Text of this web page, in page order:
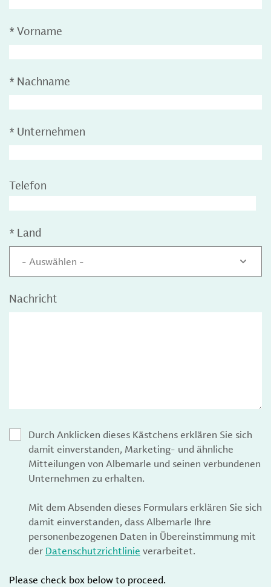
* Vorname
* Nachname
* Unternehmen
Telefon
* Land
- Auswählen -
Nachricht
Durch Anklicken dieses Kästchens erklären Sie sich
damit einverstanden, Marketing- und ähnliche
Mitteilungen von Albemarle und seinen verbundenen
Unternehmen zu erhalten.
Mit dem Absenden dieses Formulars erklären Sie sich
damit einverstanden, dass Albemarle Ihre
personenbezogenen Daten in Übereinstimmung mit
der Datenschutzrichtlinie verarbeitet.
Please check box below to proceed.